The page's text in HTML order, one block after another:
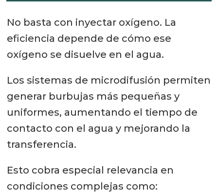
No basta con inyectar oxígeno. La
eficiencia depende de cómo ese
oxígeno se disuelve en el agua.
Los sistemas de microdifusión permiten
generar burbujas más pequeñas y
uniformes, aumentando el tiempo de
contacto con el agua y mejorando la
transferencia.
Esto cobra especial relevancia en
condiciones complejas como: